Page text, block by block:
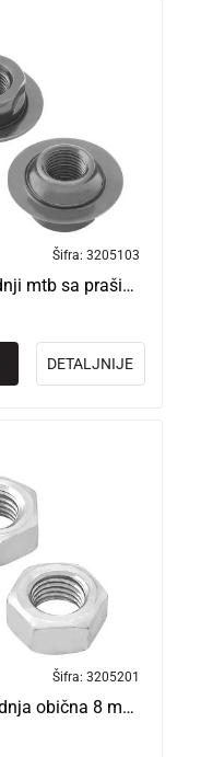
Šifra: 3205103
Konus prednji mtb sa prašinarom 3/8” x 26t 10 mm kina
DETALJNIJE
Šifra: 3205201
Matica prednja obična 8 mm bez šešira